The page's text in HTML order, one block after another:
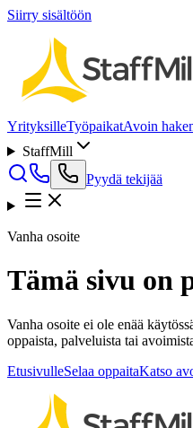
Siirry sisältöön
YrityksilleTyöpaikatAvoin
StaffMill
Pyydä tekijää
Vanha osoite
Tämä sivu on
Vanha osoite ei ole enää
oppaista, palveluista tai
EtusivulleSelaa oppaitaKatso